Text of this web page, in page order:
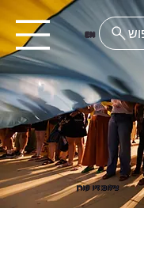
EN
צילום: זיו קורן